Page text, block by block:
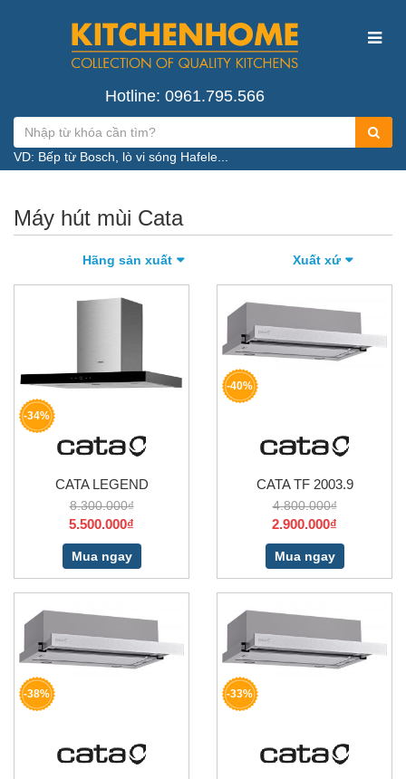
Hotline: 0961.795.566
VD: Bếp từ Bosch, lò vi sóng Hafele...
Máy hút mùi Cata
Hãng sản xuất Xuất xứ
-34%
CATA LEGEND
8.300.000₫
5.500.000₫
Mua ngay
-40%
CATA TF 2003.9
4.800.000₫
2.900.000₫
Mua ngay
-38% -33%